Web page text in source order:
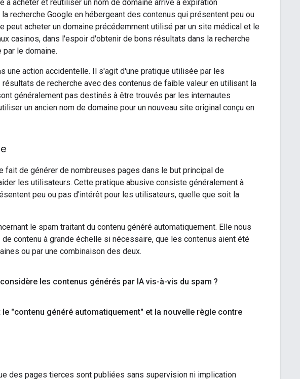
à acheter et réutiliser un nom de domaine arrivé à expiration
recherche Google en hébergeant des contenus qui présentent peu ou
peut acheter un domaine précédemment utilisé par un site médical et le
casinos, dans l'espoir d'obtenir de bons résultats dans la recherche
par le domaine.
une action accidentelle. Il s'agit d'une pratique utilisée par les
de recherche avec des contenus de faible valeur en utilisant la
généralement pas destinés à être trouvés par les internautes
un ancien nom de domaine pour un nouveau site original conçu en
fait de générer de nombreuses pages dans le but principal de
les utilisateurs. Cette pratique abusive consiste généralement à
peu ou pas d'intérêt pour les utilisateurs, quelle que soit la
le spam traitant du contenu généré automatiquement. Elle nous
contenu à grande échelle si nécessaire, que les contenus aient été
ou par une combinaison des deux.
les contenus générés par IA vis-à-vis du spam ?
"contenu généré automatiquement" et la nouvelle règle contre
des pages tierces sont publiées sans supervision ni implication